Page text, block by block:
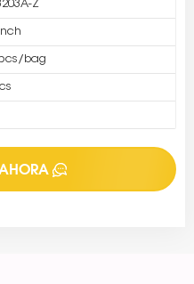
Z
bag